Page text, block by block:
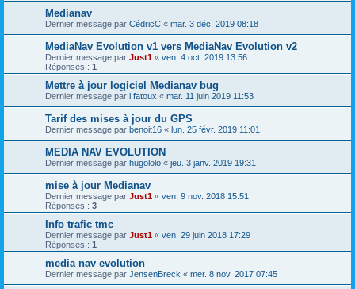
Medianav
Dernier message par CédricC « mar. 3 déc. 2019 08:18
MediaNav Evolution v1 vers MediaNav Evolution v2
Dernier message par Just1 « ven. 4 oct. 2019 13:56
Réponses : 1
Mettre à jour logiciel Medianav bug
Dernier message par l.fatoux « mar. 11 juin 2019 11:53
Tarif des mises à jour du GPS
Dernier message par benoit16 « lun. 25 févr. 2019 11:01
MEDIA NAV EVOLUTION
Dernier message par hugololo « jeu. 3 janv. 2019 19:31
mise à jour Medianav
Dernier message par Just1 « ven. 9 nov. 2018 15:51
Réponses : 3
Info trafic tmc
Dernier message par Just1 « ven. 29 juin 2018 17:29
Réponses : 1
media nav evolution
Dernier message par JensenBreck « mer. 8 nov. 2017 07:45